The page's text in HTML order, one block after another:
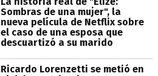
Sombras de una mujer", la
nueva película de Netflix sobre
el caso de una esposa que
descuartizó a su marido
Ricardo Lorenzetti se metió en